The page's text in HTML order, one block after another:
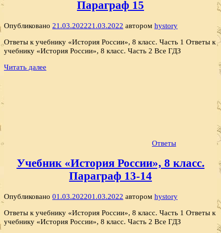
Параграф 15
Опубликовано 21.03.202221.03.2022 автором hystory
Ответы к учебнику «История России», 8 класс. Часть 1 Ответы к
учебнику «История России», 8 класс. Часть 2 Все ГДЗ
Читать далее
Ответы
Учебник «История России», 8 класс.
Параграф 13-14
Опубликовано 01.03.202201.03.2022 автором hystory
Ответы к учебнику «История России», 8 класс. Часть 1 Ответы к
учебнику «История России», 8 класс. Часть 2 Все ГДЗ